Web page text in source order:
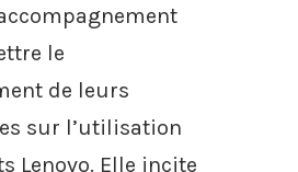
le
de leurs
sur l’utilisation
Lenovo. Elle incite